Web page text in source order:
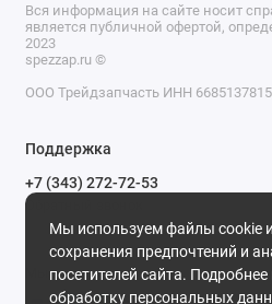
Мы используем файлы cookie и
сохранения предпочтений и
посетителей сайта. Подробнее
обработку персональных
Вся информация на сайте носит
является публичной офертой,
2023
spezzap.ru ©️
ООО Трейдзапчасть ИНН
Поддержка
+7 (343) 272-72-53
Обратный звонок
620030, г. Екатеринбург, ул.
Мы в сети